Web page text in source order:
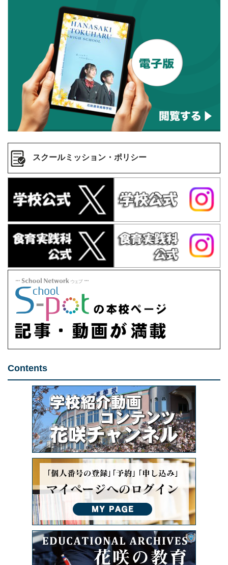
スクールミッション・ポリシー
Contents